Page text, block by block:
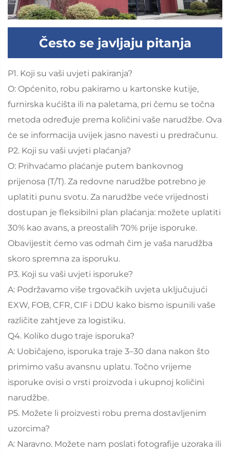
Često se javljaju pitanja
P1. Koji su vaši uvjeti pakiranja?
O: Općenito, robu pakiramo u kartonske kutije,
furnirska kućišta ili na paletama, pri čemu se točna
metoda određuje prema količini vaše narudžbe. Ova
će se informacija uvijek jasno navesti u predračunu.
P2. Koji su vaši uvjeti plaćanja?
O: Prihvaćamo plaćanje putem bankovnog
prijenosa (T/T). Za redovne narudžbe potrebno je
uplatiti punu svotu. Za narudžbe veće vrijednosti
dostupan je fleksibilni plan plaćanja: možete uplatiti
30% kao avans, a preostalih 70% prije isporuke.
Obavijestit ćemo vas odmah čim je vaša narudžba
skoro spremna za isporuku.
P3. Koji su vaši uvjeti isporuke?
A: Podržavamo više trgovačkih uvjeta uključujući
EXW, FOB, CFR, CIF i DDU kako bismo ispunili vaše
različite zahtjeve za logistiku.
Q4. Koliko dugo traje isporuka?
A: Uobičajeno, isporuka traje 3–30 dana nakon što
primimo vašu avansnu uplatu. Točno vrijeme
isporuke ovisi o vrsti proizvoda i ukupnoj količini
narudžbe.
P5. Možete li proizvesti robu prema dostavljenim
uzorcima?
A: Naravno. Možete nam poslati fotografije uzoraka ili